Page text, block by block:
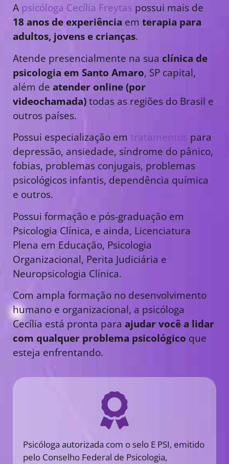
A psicóloga Cecília Freytas possui mais de
18 anos de experiência em terapia para
adultos, jovens e crianças.
Atende presencialmente na sua clínica de
psicologia em Santo Amaro, SP capital,
além de atender online (por
videochamada)todas as regiões do Brasil e
outros países.
Possui especialização em tratamentos para
depressão, ansiedade, síndrome do pânico,
fobias, problemas conjugais, problemas
psicológicos infantis, dependência química
e outros.
Possui formação e pós-graduação em
Psicologia Clínica, e ainda, Licenciatura
Plena em Educação, Psicologia
Organizacional, Perita Judiciária e
Neuropsicologia Clínica.
Com ampla formação no desenvolvimento
humano e organizacional, a psicóloga
Cecília está pronta para ajudar você a lidar
com qualquer problema psicológico que
esteja enfrentando.
Psicóloga autorizada com o selo E PSI, emitido
pelo Conselho Federal de Psicologia,